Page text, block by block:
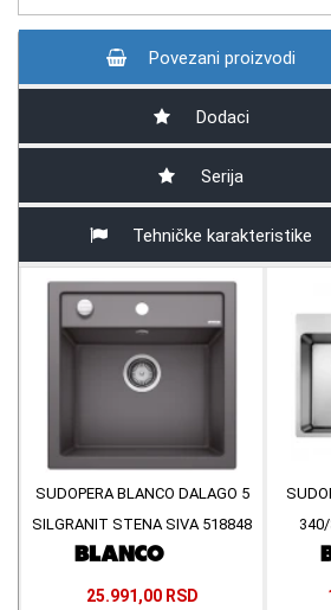
Povezani proizvodi
Dodaci
Serija
Tehničke karakteristike
SUDOPERA BLANCO DALAGO 5
SILGRANIT STENA SIVA 518848
25.991,00 RSD